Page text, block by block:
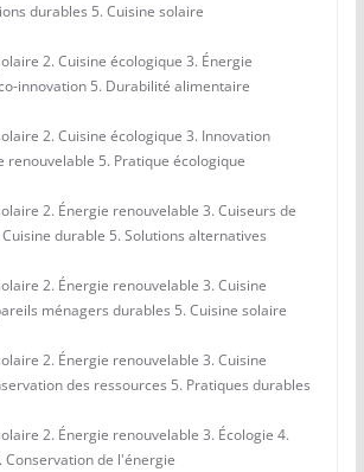
durables 5. Cuisine solaire
2. Cuisine écologique 3. Énergie
innovation 5. Durabilité alimentaire
2. Cuisine écologique 3. Innovation
renouvelable 5. Pratique écologique
2. Énergie renouvelable 3. Cuiseurs de
durable 5. Solutions alternatives
2. Énergie renouvelable 3. Cuisine
ménagers durables 5. Cuisine solaire
2. Énergie renouvelable 3. Cuisine
des ressources 5. Pratiques durables
2. Énergie renouvelable 3. Écologie 4.
Conservation de l'énergie